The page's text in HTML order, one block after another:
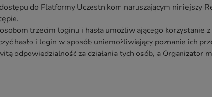
do Platformy Uczestnikom naruszającym niniejszy
trzecim loginu i hasła umożliwiającego korzystanie
hasło i login w sposób uniemożliwiający poznanie ich
odpowiedzialność za działania tych osób, a